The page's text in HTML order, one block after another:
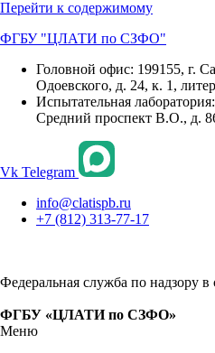
Перейти к содержимому
ФГБУ "ЦЛАТИ по СЗФО"
Головной офис: 199155, г.
Одоевского, д. 24, к. 1,
Испытательная
Средний проспект В.О., д.
Vk Telegram
info@clatispb.ru
+7 (812) 313-77-17
Федеральная служба по надзору
ФГБУ «ЦЛАТИ по СЗФО»
Меню